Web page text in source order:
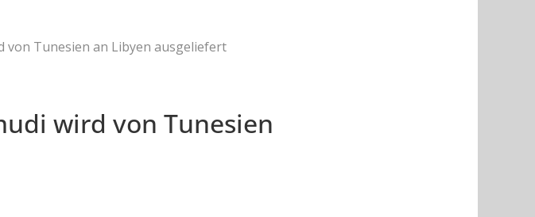
von Tunesien an Libyen ausgeliefert
wird von Tunesien